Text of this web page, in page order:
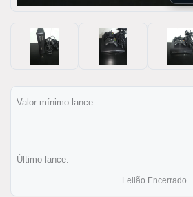
Valor mínimo lance:
Último lance:
Leilão Encerrado